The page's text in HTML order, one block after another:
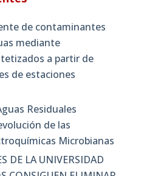
de contaminantes
mediante
a partir de
de estaciones
Residuales
de las
Microbianas
DE LA UNIVERSIDAD